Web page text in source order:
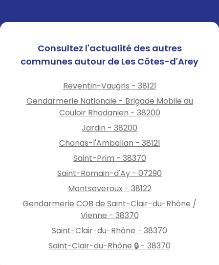
Consultez l'actualité des autres
communes autour de Les Côtes-d'Arey
Reventin-Vaugris - 38121
Gendarmerie Nationale - Brigade Mobile du
Couloir Rhodanien - 38200
Jardin - 38200
Chonas-l'Amballan - 38121
Saint-Prim - 38370
Saint-Romain-d'Ay - 07290
Montseveroux - 38122
Gendarmerie COB de Saint-Clair-du-Rhône /
Vienne - 38370
Saint-Clair-du-Rhône - 38370
Saint-Clair-du-Rhône 🔒 - 38370